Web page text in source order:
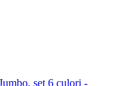
set 6 culori -